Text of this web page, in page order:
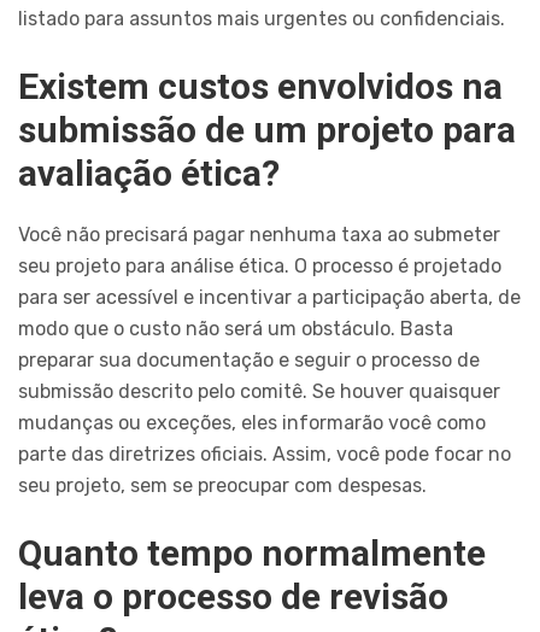
listado para assuntos mais urgentes ou confidenciais.
Existem custos envolvidos na
submissão de um projeto para
avaliação ética?
Você não precisará pagar nenhuma taxa ao submeter
seu projeto para análise ética. O processo é projetado
para ser acessível e incentivar a participação aberta, de
modo que o custo não será um obstáculo. Basta
preparar sua documentação e seguir o processo de
submissão descrito pelo comitê. Se houver quaisquer
mudanças ou exceções, eles informarão você como
parte das diretrizes oficiais. Assim, você pode focar no
seu projeto, sem se preocupar com despesas.
Quanto tempo normalmente
leva o processo de revisão